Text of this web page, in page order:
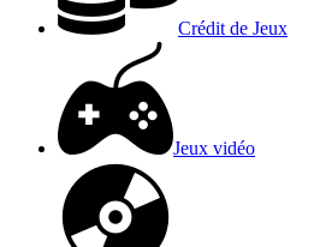
Crédit de Jeux
Jeux vidéo